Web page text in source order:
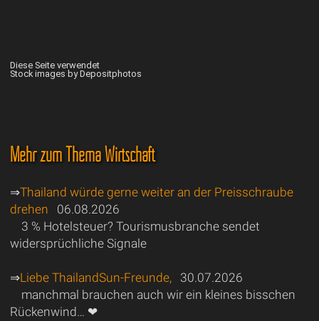
Diese Seite verwendet
Stock images by Depositphotos
Mehr zum Thema Wirtschaft
⇒Thailand würde gerne weiter an der Preisschraube
drehen 06.08.2026
3 % Hotelsteuer? Tourismusbranche sendet
widersprüchliche Signale
⇒Liebe ThailandSun-Freunde,30.07.2026
manchmal brauchen auch wir ein kleines bisschen
Rückenwind… ❤